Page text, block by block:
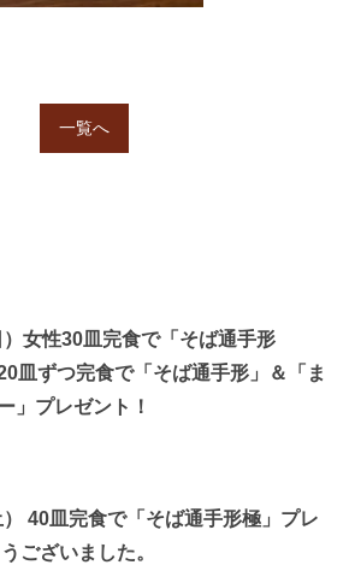
一覧へ
女性30皿完食で「そば通手形
皿ずつ完食で「そば通手形」＆「ま
」プレゼント！
40皿完食で「そば通手形極」プレ
ございました。